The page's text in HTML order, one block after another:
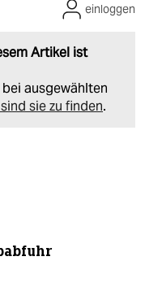
Artikel ist
ausgewählten
sie zu finden.
einloggen